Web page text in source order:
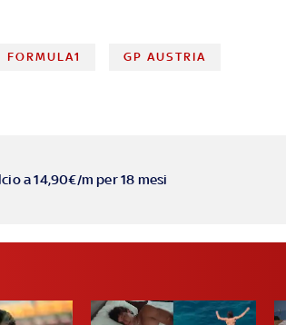
FORMULA1 GP AUSTRIA
a 14,90€/m per 18 mesi